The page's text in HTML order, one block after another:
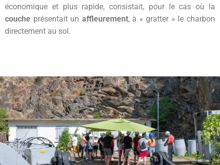
économique et plus rapide, consistait, pour le cas où la
couche présentait un affleurement, à « gratter » le charbon
directement au sol.